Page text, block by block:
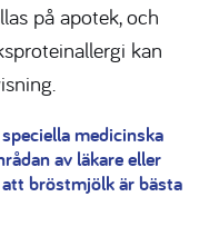
på apotek, och
kan
medicinska
av läkare eller
bröstmjölk är bästa